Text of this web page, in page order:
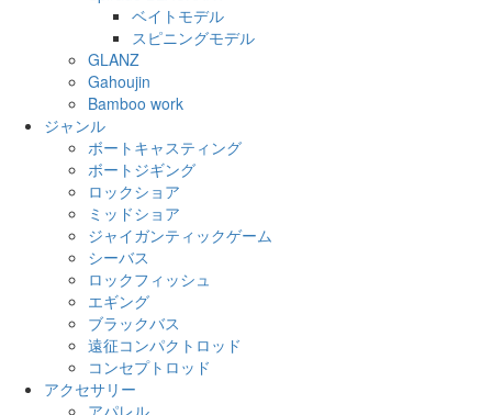
ベイトモデル
スピニングモデル
GLANZ
Gahoujin
Bamboo work
ジャンル
ボートキャスティング
ボートジギング
ロックショア
ミッドショア
ジャイガンティックゲーム
シーバス
ロックフィッシュ
エギング
ブラックバス
遠征コンパクトロッド
コンセプトロッド
アクセサリー